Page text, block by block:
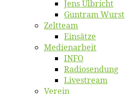
Jens Ulb­richt
Gun­tram Wurst
Zelt­team
Ein­sät­ze
Me­di­en­ar­beit
INFO
Ra­dio­sen­dung
Live­stream
Ver­ein